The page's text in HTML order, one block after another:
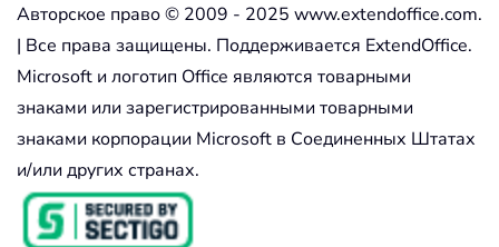
Авторское право © 2009 - 2025 www.extendoffice.com.
| Все права защищены. Поддерживается ExtendOffice.
Microsoft и логотип Office являются товарными
знаками или зарегистрированными товарными
знаками корпорации Microsoft в Соединенных Штатах
и/или других странах.